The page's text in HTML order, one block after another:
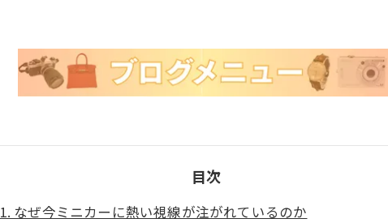
目次
1. なぜ今ミニカーに熱い視線が注がれているのか